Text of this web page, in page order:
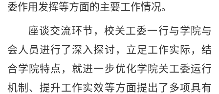
委作用发挥等方面的主要工作情况。
座谈交流环节，校关工委一行与学院与
会人员进行了深入探讨，立足工作实际，结
合学院特点，就进一步优化学院关工委运行
机制、提升工作实效等方面提出了多项具有